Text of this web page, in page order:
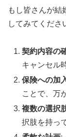
もし皆さんが結
してみてくださ
契約内容の
キャンセル
保険への加
ことで、万
複数の選択
択肢を持っ